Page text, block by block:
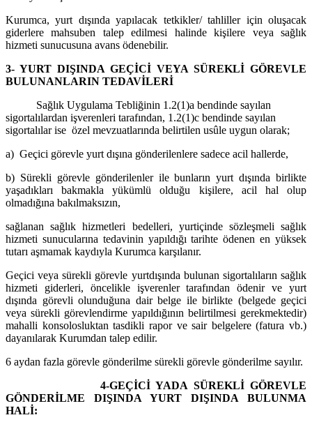
Kurumca, yurt dışında yapılacak tetkikler/ tahliller için oluşacak
giderlere mahsuben talep edilmesi halinde kişilere veya sağlık
hizmeti sunucusuna avans ödenebilir.
3- YURT DIŞINDA GEÇİCİ VEYA SÜREKLİ GÖREVLE
BULUNANLARIN TEDAVİLERİ
Sağlık Uygulama Tebliğinin 1.2(1)a bendinde sayılan
sigortalılardan işverenleri tarafından, 1.2(1)c bendinde sayılan
sigortalılar ise özel mevzuatlarında belirtilen usûle uygun olarak;
a) Geçici görevle yurt dışına gönderilenlere sadece acil hallerde,
b) Sürekli görevle gönderilenler ile bunların yurt dışında birlikte
yaşadıkları bakmakla yükümlü olduğu kişilere, acil hal olup
olmadığına bakılmaksızın,
sağlanan sağlık hizmetleri bedelleri, yurtiçinde sözleşmeli sağlık
hizmeti sunucularına tedavinin yapıldığı tarihte ödenen en yüksek
tutarı aşmamak kaydıyla Kurumca karşılanır.
Geçici veya sürekli görevle yurtdışında bulunan sigortalıların sağlık
hizmeti giderleri, öncelikle işverenler tarafından ödenir ve yurt
dışında görevli olunduğuna dair belge ile birlikte (belgede geçici
veya sürekli görevlendirme yapıldığının belirtilmesi gerekmektedir)
mahalli konsolosluktan tasdikli rapor ve sair belgelere (fatura vb.)
dayanılarak Kurumdan talep edilir.
6 aydan fazla görevle gönderilme sürekli görevle gönderilme sayılır.
4-GEÇİCİ YADA SÜREKLİ GÖREVLE
GÖNDERİLME DIŞINDA YURT DIŞINDA BULUNMA
HALİ: